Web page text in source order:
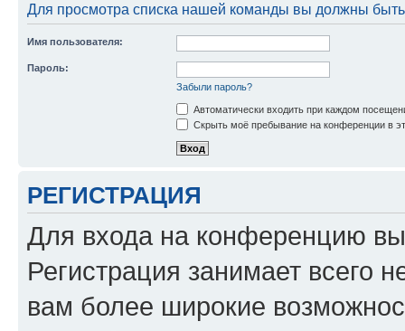
Для просмотра списка нашей команды вы должны
Имя пользователя:
Пароль:
Забыли пароль?
Автоматически входить при каждом
Скрыть моё пребывание на конференции в
РЕГИСТРАЦИЯ
Для входа на конференцию
Регистрация занимает всего
вам более широкие